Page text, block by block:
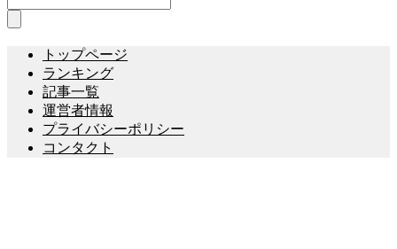
トップページ
ランキング
記事一覧
運営者情報
プライバシーポリシー
コンタクト